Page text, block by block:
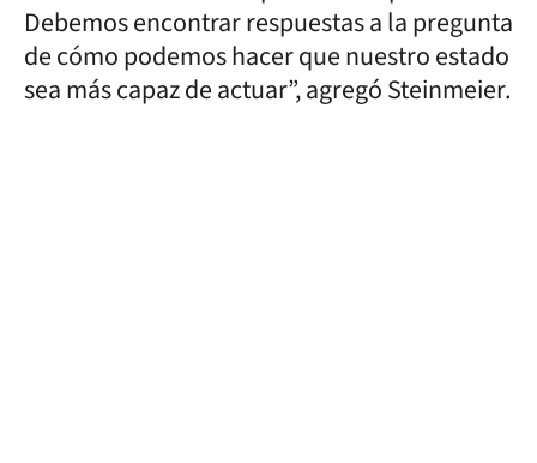
Debemos encontrar respuestas a la pregunta
de cómo podemos hacer que nuestro estado
sea más capaz de actuar”, agregó Steinmeier.